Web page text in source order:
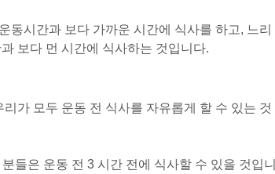
동시간과 보다 가까운 시간에 식사를 하고, 느리
보다 먼 시간에 식사하는 것입니다.
가 모두 운동 전 식사를 자유롭게 할 수 있는 것
들은 운동 전 3 시간 전에 식사할 수 있을 것입니